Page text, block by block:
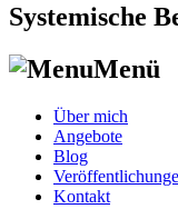
Systemische
Menü
Skip
content
Über mich
Angebote
Blog
Kontakt